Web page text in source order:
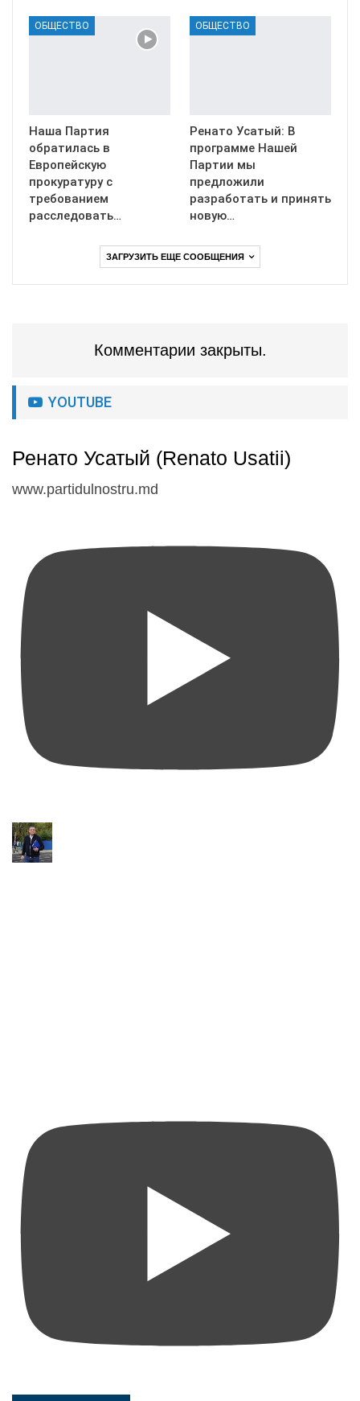
ОБЩЕСТВО
Наша Партия
обратилась в
Европейскую
прокуратуру с
требованием
расследовать…
ОБЩЕСТВО
Ренато Усатый: В
программе Нашей
Партии мы
предложили
разработать и принять
новую…
ЗАГРУЗИТЬ ЕЩЕ СООБЩЕНИЯ
Комментарии закрыты.
YOUTUBE
Ренато Усатый (Renato Usatii)
www.partidulnostru.md